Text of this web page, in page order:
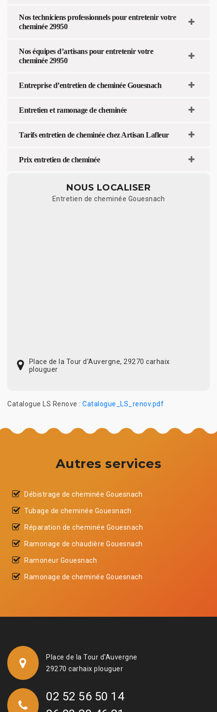
Nos techniciens professionnels pour entretenir votre
cheminée 29950
Nos équipes d’artisans pour entretenir votre
cheminée 29950
Entreprise d’entretien de cheminée Gouesnach
Entretien et ramonage de cheminée
Tarifs entretien de cheminée chez Artisan Lafleur
Prix entretien de cheminée
NOUS LOCALISER
Entretien de cheminée Gouesnach
Place de la Tour d'Auvergne, 29270 carhaix
plouguer
Catalogue LS Renove : Catalogue_LS_renov.pdf
Autres services
Débistrage de cheminée Gouesnach
Tubage de cheminée Gouesnach
Réparation de cheminée Gouesnach
Ramonage de chaudière Gouesnach
Ramoneur Gouesnach
Ramonage de cheminée Gouesnach
Place de la Tour d'Auvergne
29270 carhaix plouguer
02 52 56 50 14